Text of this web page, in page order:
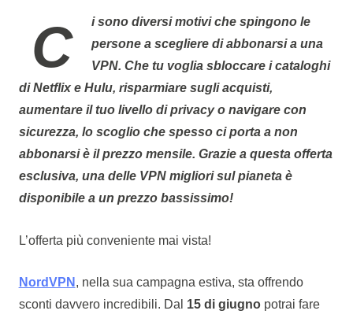
Ci sono diversi motivi che spingono le
persone a scegliere di abbonarsi a una
VPN. Che tu voglia sbloccare i cataloghi
diNetflixe Hulu, risparmiare sugli acquisti,
aumentare il tuo livello di privacy o navigare con
sicurezza, lo scoglio che spesso ci porta a non
abbonarsi è il prezzo mensile. Grazie a questa offerta
esclusiva, una delle VPN migliori sul pianeta è
disponibile a un prezzo bassissimo!
L’offerta più conveniente mai vista!
NordVPN , nella sua campagna estiva, sta offrendo
sconti davvero incredibili. Dal 15 di giugnopotrai fare